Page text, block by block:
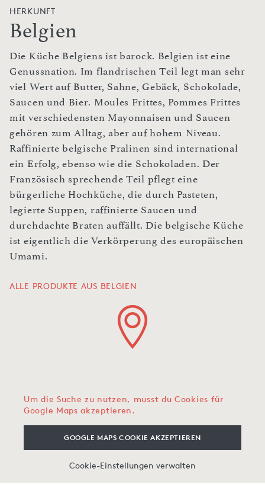
HERKUNFT
Belgien
Die Küche Belgiens ist barock. Belgien ist eine
Genussnation. Im flandrischen Teil legt man sehr
viel Wert auf Butter, Sahne, Gebäck, Schokolade,
Saucen und Bier. Moules Frittes, Pommes Frittes
mit verschiedensten Mayonnaisen und Saucen
gehören zum Alltag, aber auf hohem Niveau.
Raffinierte belgische Pralinen sind international
ein Erfolg, ebenso wie die Schokoladen. Der
Französisch sprechende Teil pflegt eine
bürgerliche Hochküche, die durch Pasteten,
legierte Suppen, raffinierte Saucen und
durchdachte Braten auffällt. Die belgische Küche
ist eigentlich die Verkörperung des europäischen
Umami.
ALLE PRODUKTE AUS BELGIEN
Um die Suche zu nutzen, musst du Cookies für
Google Maps akzeptieren.
GOOGLE MAPS COOKIE AKZEPTIEREN
Cookie-Einstellungen verwalten